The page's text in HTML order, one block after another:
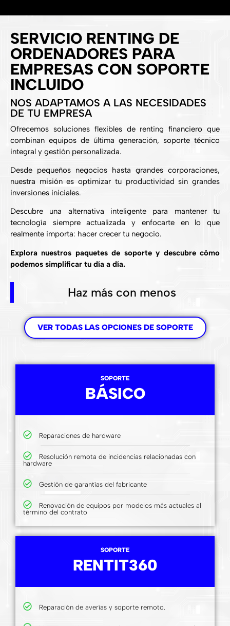
SOPORTE
BÁSICO
Reparaciones de hardware
Resolución remota de incidencias relacionadas con
hardware
Gestión de garantías del fabricante
Renovación de equipos por modelos más actuales al
término del contrato
SOPORTE
RENTIT360
Reparación de averías y soporte remoto.
SERVICIO RENTING DE
ORDENADORES PARA
EMPRESAS CON SOPORTE
INCLUIDO
NOS ADAPTAMOS A LAS NECESIDADES
DE TU EMPRESA
Ofrecemos soluciones flexibles de renting financiero que
combinan equipos de última generación, soporte técnico
integral y gestión personalizada.
Desde pequeños negocios hasta grandes corporaciones,
nuestra misión es optimizar tu productividad sin grandes
inversiones iniciales.
Descubre una alternativa inteligente para mantener tu
tecnología siempre actualizada y enfocarte en lo que
realmente importa: hacer crecer tu negocio.
Explora nuestros paquetes de soporte y descubre cómo
podemos simplificar tu día a día.
Haz más con menos
VER TODAS LAS OPCIONES DE SOPORTE